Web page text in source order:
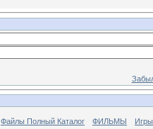
Файлы Полный Каталог ФИЛЬМЫ